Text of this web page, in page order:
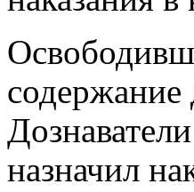
содержание
Дознаватели
назначил